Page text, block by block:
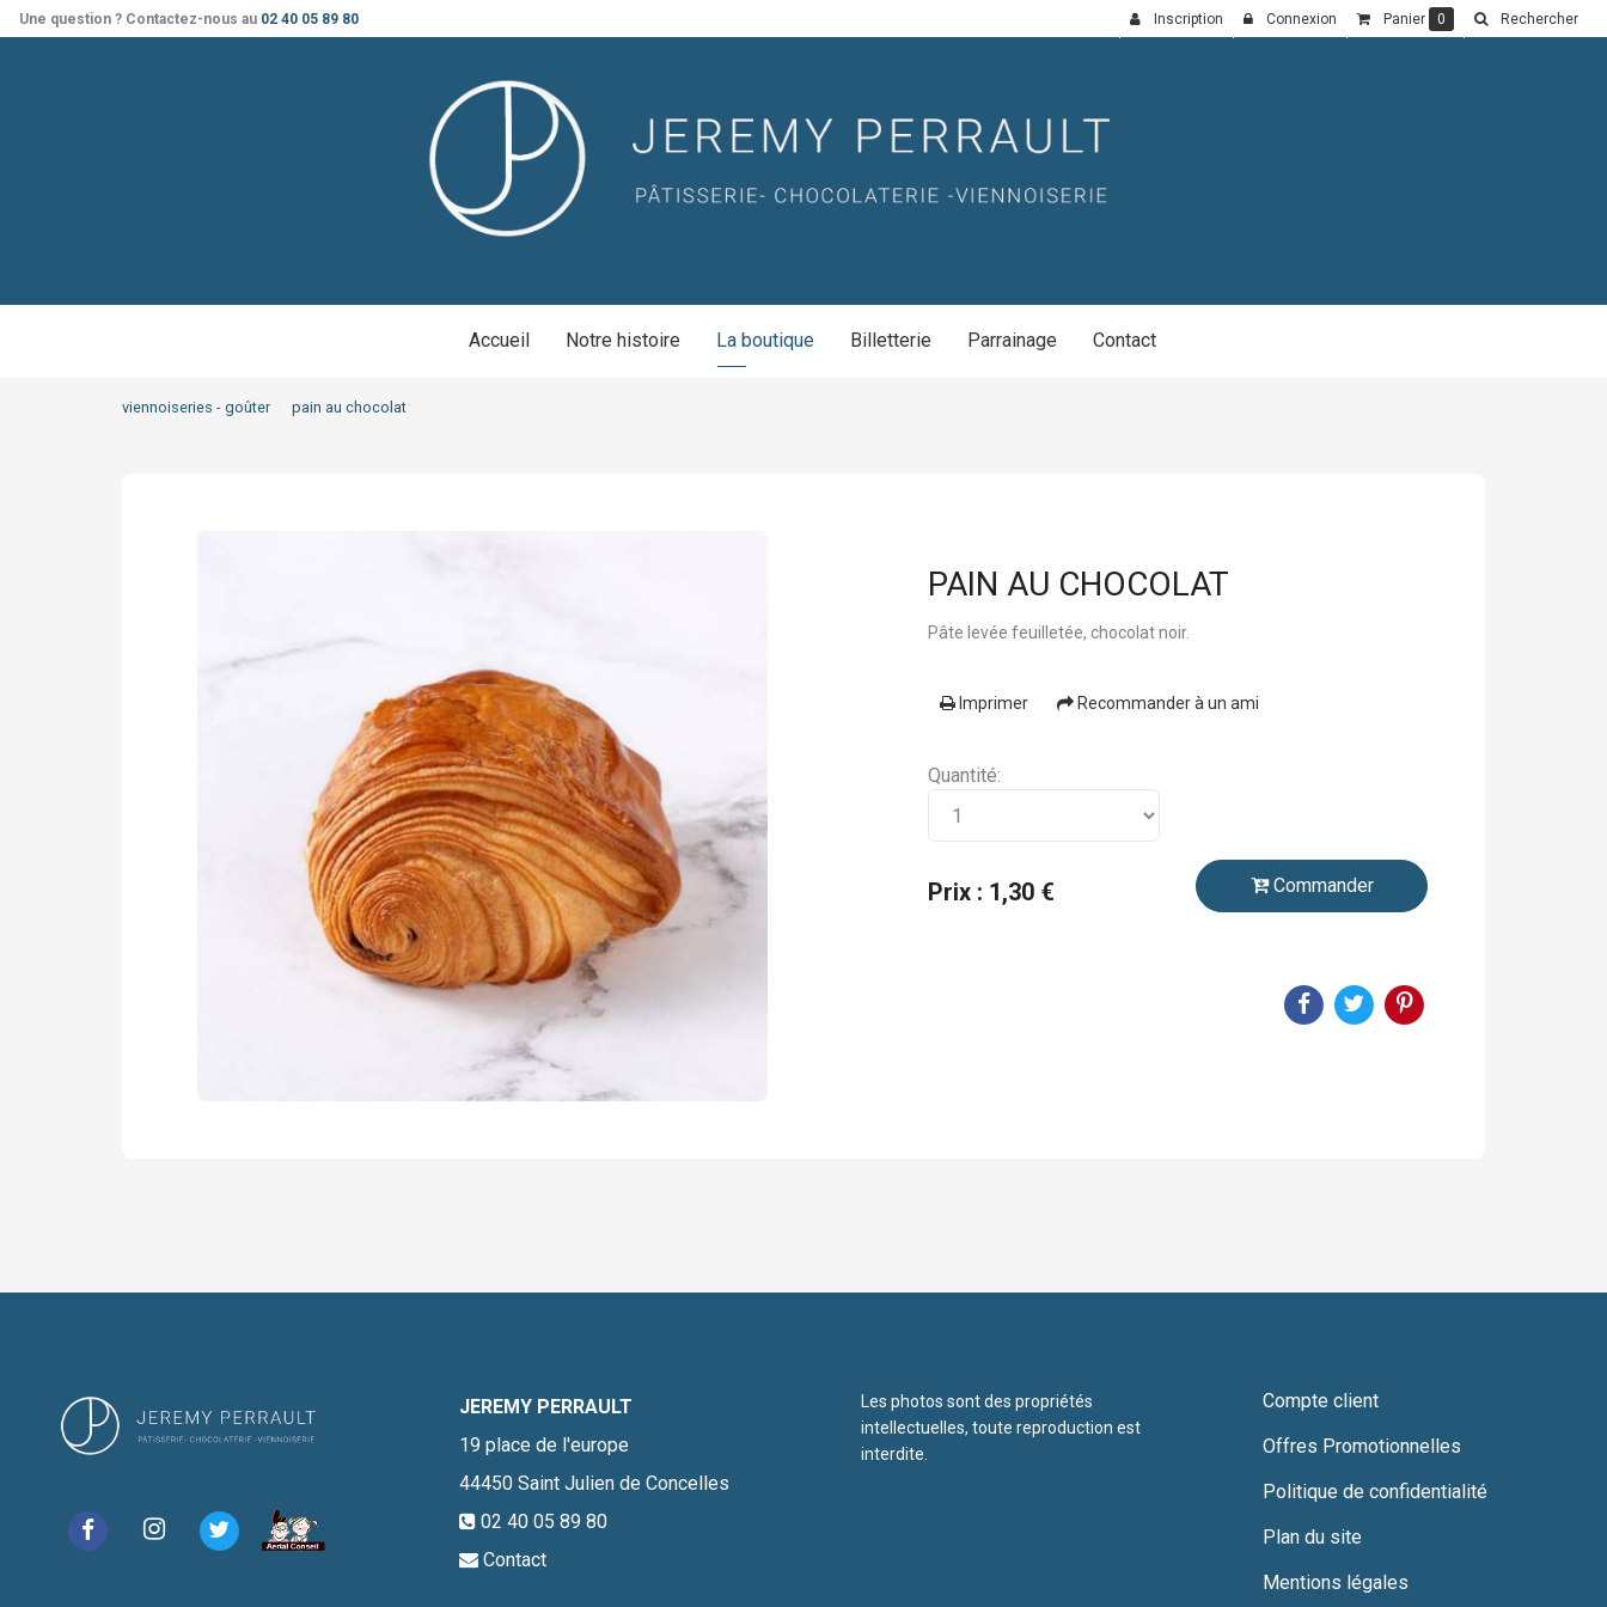
Accueil Notre histoire La boutique Billetterie Parrainage Contact
viennoiseries - goûter pain au chocolat
PAIN AU CHOCOLAT
Pâte levée feuilletée, chocolat noir.
Imprimer Recommander à un ami
Quantité:
Prix : 1,30 € Commander
Une question ? Contactez-nous au 02 40 05 89 80 Inscription Connexion Panier 0 Rechercher
JEREMY PERRAULT
19 place de l'europe
44450 Saint Julien de Concelles
02 40 05 89 80
Contact
Les photos sont des propriétés
intellectuelles, toute reproduction est
interdite.
Compte client
Offres Promotionnelles
Politique de confidentialité
Plan du site
Mentions légales